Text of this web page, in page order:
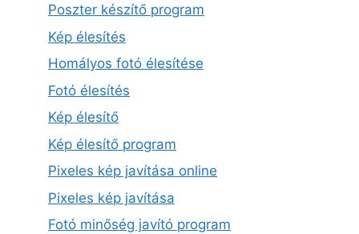
Poszter készítő program
Kép élesítés
Homályos fotó élesítése
Fotó élesítés
Kép élesítő
Kép élesítő program
Pixeles kép javítása online
Pixeles kép javítása
Fotó minőség javító program